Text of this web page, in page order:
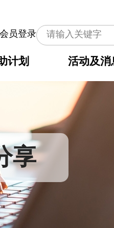
会员登录
计划 活动及消
享